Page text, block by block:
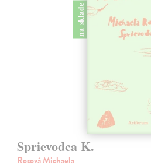
na sklade
Sprievodca K.
Rosová Michaela